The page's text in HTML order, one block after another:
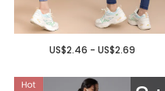
US$2.46 - US$2.69